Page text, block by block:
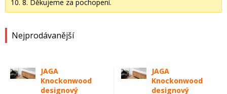
10. 8. Děkujeme za pochopení.
Nejprodávanější
JAGA
Knockonwood
designový
JAGA
Knockonwood
designový